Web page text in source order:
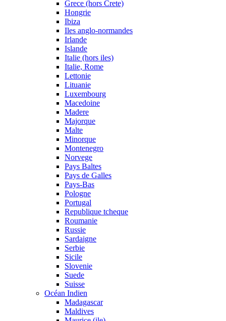
Grece (hors Crete)
Hongrie
Ibiza
Iles anglo-normandes
Irlande
Islande
Italie (hors iles)
Italie, Rome
Lettonie
Lituanie
Luxembourg
Macedoine
Madere
Majorque
Malte
Minorque
Montenegro
Norvege
Pays Baltes
Pays de Galles
Pays-Bas
Pologne
Portugal
Republique tcheque
Roumanie
Russie
Sardaigne
Serbie
Sicile
Slovenie
Suede
Suisse
Océan Indien
Madagascar
Maldives